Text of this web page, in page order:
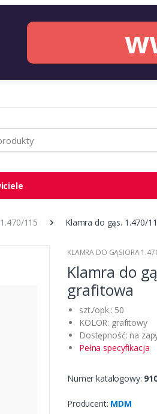
115 Klamra do gąs. 1.470/
KLAMRA DO GĄSIORA
Klamra do
grafitowa
szt./opk.: 50
KOLOR: grafitowy
Dostępność: na
Pełna specyfikacja
Numer katalogowy:
Producent: MDM